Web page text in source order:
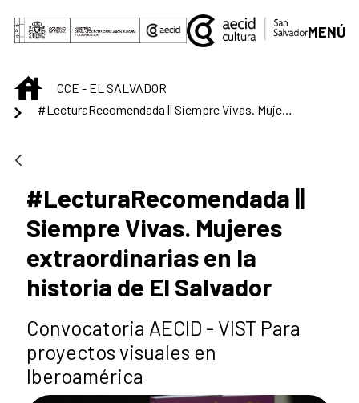
Saltar al contenido principal
MENÚ
INICIOCCE - EL SALVADOR
#LecturaRecomendada || Siempre Vivas. Mujeres extraordinarias en la historia de El Salvador
#LecturaRecomendada ||
Siempre Vivas. Mujeres
extraordinarias en la
historia de El Salvador
Convocatoria AECID - VIST Para
proyectos visuales en
Iberoamérica